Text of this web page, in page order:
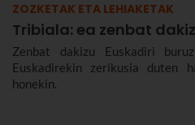
ZOZKETAK ETA LEHIAKETAK
Tribiala: ea zenbat
Zenbat dakizu Euskadiri
Euskadirekin zerikusia duten
honekin.